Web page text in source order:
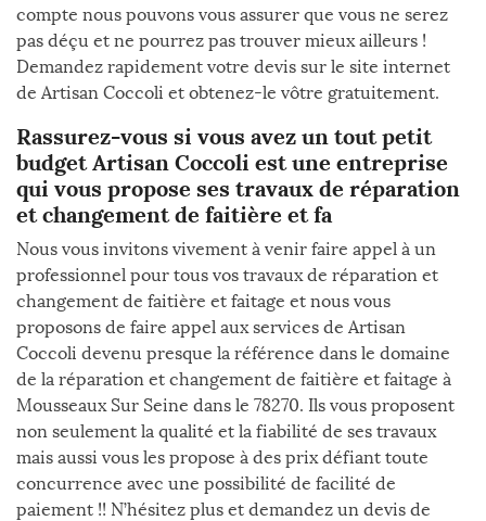
compte nous pouvons vous assurer que vous ne serez
pas déçu et ne pourrez pas trouver mieux ailleurs !
Demandez rapidement votre devis sur le site internet
de Artisan Coccoli et obtenez-le vôtre gratuitement.
Rassurez-vous si vous avez un tout petit
budget Artisan Coccoli est une entreprise
qui vous propose ses travaux de réparation
et changement de faitière et fa
Nous vous invitons vivement à venir faire appel à un
professionnel pour tous vos travaux de réparation et
changement de faitière et faitage et nous vous
proposons de faire appel aux services de Artisan
Coccoli devenu presque la référence dans le domaine
de la réparation et changement de faitière et faitage à
Mousseaux Sur Seine dans le 78270. Ils vous proposent
non seulement la qualité et la fiabilité de ses travaux
mais aussi vous les propose à des prix défiant toute
concurrence avec une possibilité de facilité de
paiement !! N’hésitez plus et demandez un devis de